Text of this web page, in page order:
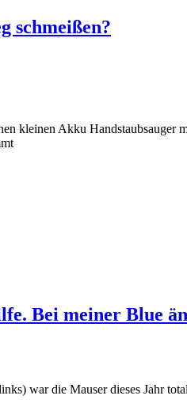
schmeißen?
kleinen Akku
Bei meiner Blue
war die Mauser dieses Jahr